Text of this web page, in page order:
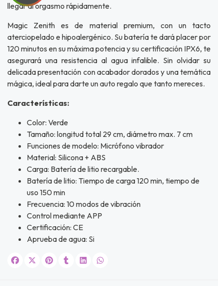
JUGAR
llegar al orgasmo rápidamente.
Magic Zenith es de material premium, con un tacto
aterciopelado e hipoalergénico. Su batería te dará placer por
120 minutos en su máxima potencia y su certificación IPX6, te
asegurará una resistencia al agua infalible. Sin olvidar su
delicada presentación con acabador dorados y una temática
mágica, ideal para darte un auto regalo que tanto mereces.
Características:
Color: Verde
Tamaño: longitud total 29 cm, diámetro max. 7 cm
Funciones de modelo: Micrófono vibrador
Material: Silicona + ABS
Carga: Batería de litio recargable.
Batería de litio: Tiempo de carga 120 min, tiempo de
uso 150 min
Frecuencia: 10 modos de vibración
Control mediante APP
Certificación: CE
Aprueba de agua: Si